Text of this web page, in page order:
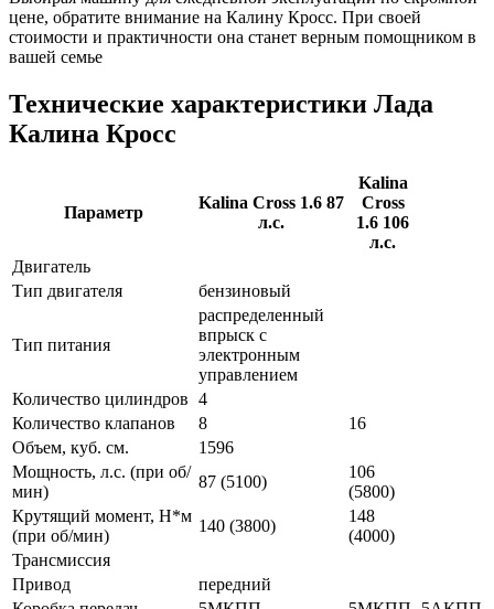
цене, обратите внимание на Калину Кросс. При своей
стоимости и практичности она станет верным помощником в
вашей семье
Технические характеристики Лада
Калина Кросс
Параметр
Kalina Cross 1.6 87
л.с.
Kalina
Cross
1.6 106
л.с.
Двигатель
Тип двигателя
бензиновый
Тип питания
распределенный
впрыск с
электронным
управлением
Количество цилиндров 4
Количество клапанов
8
16
Объем, куб. см.
1596
Мощность, л.с. (при об/
мин)
87 (5100)
106
(5800)
Крутящий момент, Н*м
(при об/мин)
140 (3800)
148
(4000)
Трансмиссия
Привод
передний